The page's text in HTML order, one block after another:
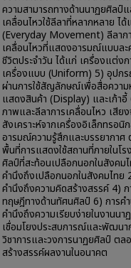
ความสามารถทางด้านนาฏยศิลป์
เคลื่อนไหวใช้ลีลาที่หลากหลาย ไ
(Everyday Movement) ลีลาก
เคลื่อนไหวที่แสดงอารมณ์แบบล
ชีวิตประจำวัน ได้แก่ เครื่องแต่ง
เครื่องแบบ (Uniform) 5) อุปกร
ผ่านการใช้สัญลักษณ์เพื่อสื่อควา
แสดงสินค้า (Display) และเก้าอี้
ภาพและลีลาการเคลื่อนไหว เสี
สังเคราะห์จากเครื่องอิเล็กทรอ
อารมณ์ความรู้สึกและบรรยากา
พื้นที่การแสดงใช้สถานที่ภายในโ
ศิลป์ที่สะท้อนเปลือกนอกในสังค
คำนึงถึงเปลือกนอกในสังคมไท
คำนึงถึงความคิดสร้างสรรค์ 4)
ทฤษฎีทางด้านทัศนศิลป์ 6) การค
คำนึงถึงความเรียบง่ายในงานน
เชื่อมโยงประสบการณ์และพัฒนา
วิชาการและวงการนาฏยศิลป์ ต
สร้างสรรค์ผลงานในอนาคต